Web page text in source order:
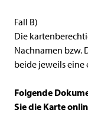
Fall B)
Die
Nachnamen bzw.
beide jeweils
Folgende
Sie die Karte